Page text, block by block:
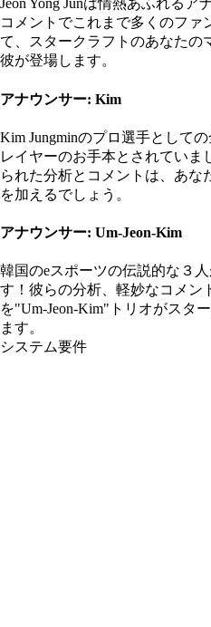
Jeon Yong Junは情熱あふれる
コメントでこれまで多くのファ
て、スタークラフトのあなたの
彼が登場します。
アナウンサー: Kim
Kim Jungminのプロ選手として
レイヤーのお手本とされていま
られた分析とコメントは、あな
を加えるでしょう。
アナウンサー: Um-Jeon-Kim
韓国のeスポーツの伝説的な３
す！彼らの分析、軽妙なコメン
を"Um-Jeon-Kim"トリオがスタ
ます。
システム要件